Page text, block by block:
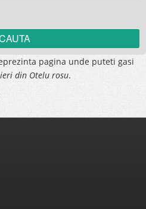
pagina unde puteti gasi
din Otelu rosu.